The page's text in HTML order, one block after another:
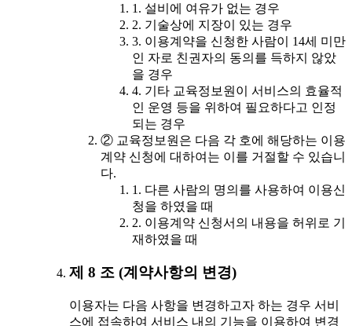
1. 설비에 여유가 없는 경우
2. 기술상에 지장이 있는 경우
3. 이용계약을 신청한 사람이 14세 미만
인 자로 친권자의 동의를 득하지 않았
을 경우
4. 기타 교육정보원이 서비스의 효율적
인 운영 등을 위하여 필요하다고 인정
되는 경우
② 교육정보원은 다음 각 호에 해당하는 이용
계약 신청에 대하여는 이를 거절할 수 있습니
다.
1. 다른 사람의 명의를 사용하여 이용신
청을 하였을 때
2. 이용계약 신청서의 내용을 허위로 기
재하였을 때
제 8 조 (계약사항의 변경)
이용자는 다음 사항을 변경하고자 하는 경우 서비
스에 접속하여 서비스 내의 기능을 이용하여 변경